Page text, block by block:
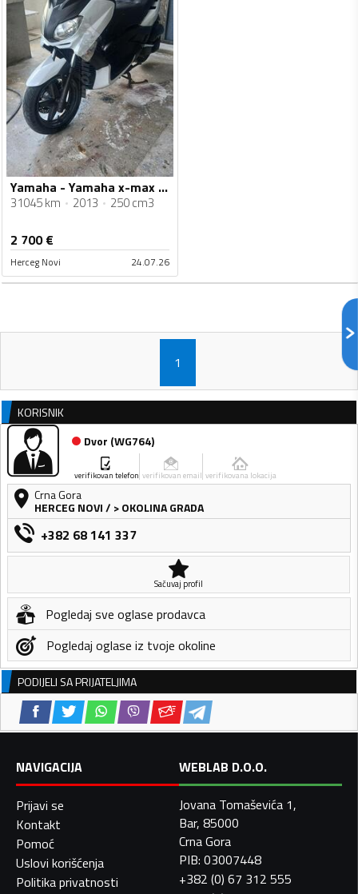
Yamaha - Yamaha x-max 250
31045 km 2013 250 cm3
2 700€
Herceg Novi 24.07.26
1
KORISNIK
Dvor (WG764)
verifikovan telefon verifikovan email verifikovana lokacija
Crna Gora
HERCEG NOVI/ > OKOLINA GRADA
+382 68 141 337
Sačuvaj profil
Pogledaj sve oglase prodavca
Pogledaj oglase iz tvoje okoline
PODIJELI SA PRIJATELJIMA
NAVIGACIJA
Prijavi se
Kontakt
Pomoć
Uslovi korišćenja
Politika privatnosti
WEBLAB D.O.O.
Jovana Tomaševića 1,
Bar, 85000
Crna Gora
PIB: 03007448
+382 (0) 67 312 555